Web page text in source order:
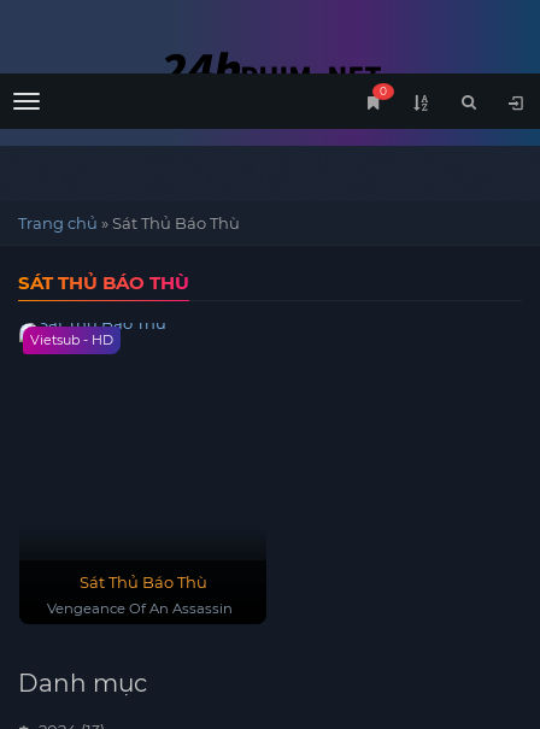
Menu
0
Trang chủ »Sát Thủ Báo Thù
SÁT THỦ BÁO THÙ
Vietsub - HD
Sát Thủ Báo Thù
Vengeance Of An Assassin
Danh mục